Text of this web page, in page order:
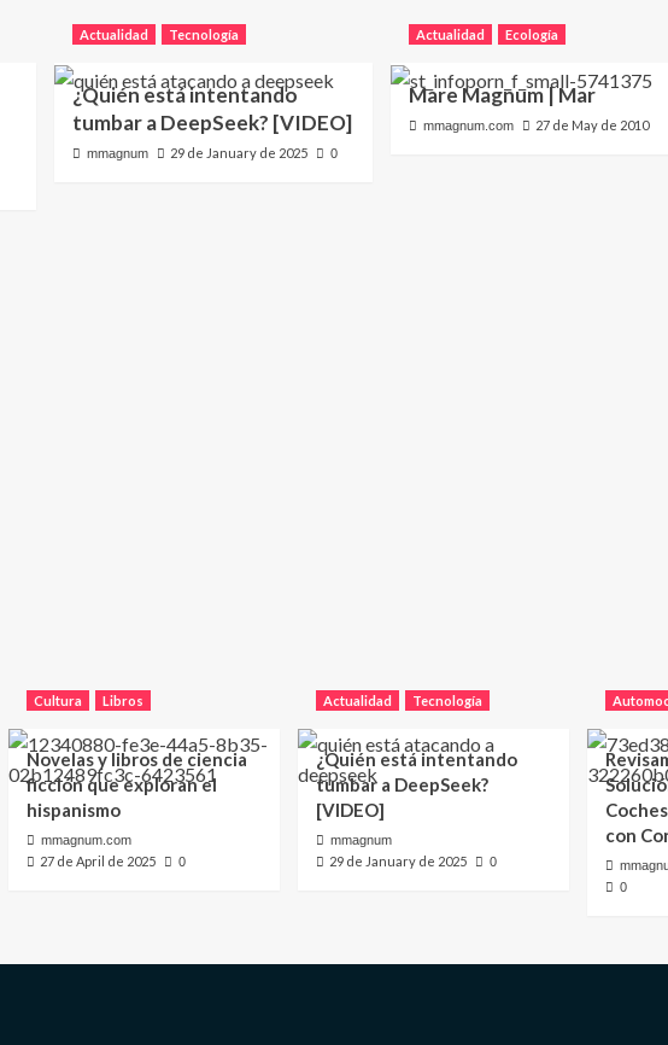
Actualidad Tecnología
¿Quién está intentando
tumbar a DeepSeek? [VIDEO]
mmagnum 29 de January de 2025 0
Actualidad Ecología
Mare Magnum | Mar
mmagnum.com 27 de May de 2010
Cultura Libros
Novelas y libros de ciencia
ficción que exploran el
hispanismo
mmagnum.com
27 de April de 2025 0
Actualidad Tecnología
¿Quién está intentando
tumbar a DeepSeek?
[VIDEO]
mmagnum
29 de January de 2025 0
con
0